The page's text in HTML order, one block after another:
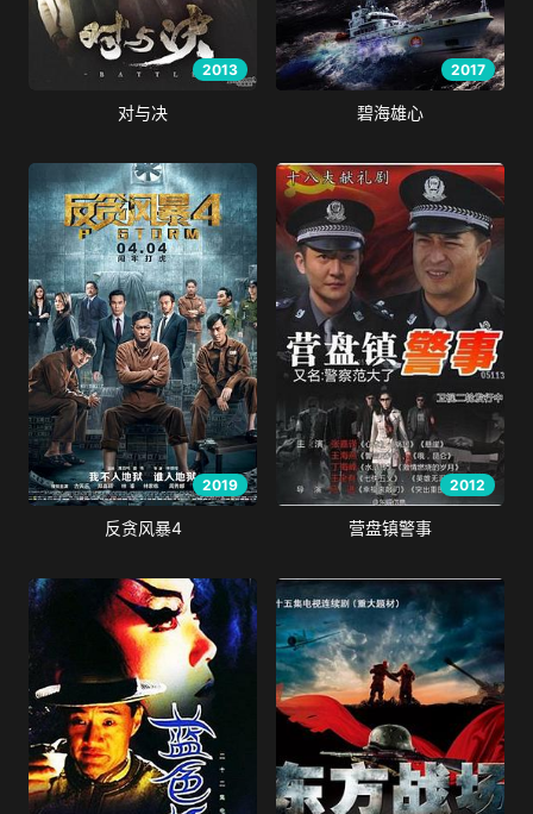
2013
对与决
2017
碧海雄心
2019
反贪风暴4
2012
营盘镇警事